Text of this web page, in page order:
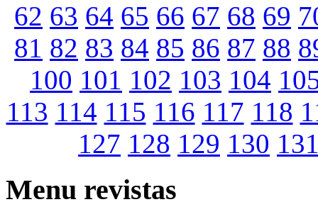
62 63 64 65 66 67 68 69
81 82 83 84 85 86 87 88
100 101 102 103 104
113 114 115 116 117 118
127 128 129 130
Menu revistas